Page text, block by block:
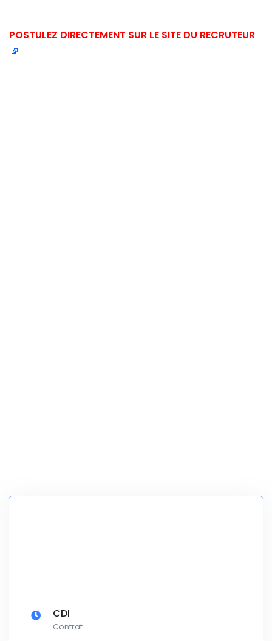
POSTULEZ DIRECTEMENT SUR LE SITE DU RECRUTEUR
CDI
Contrat